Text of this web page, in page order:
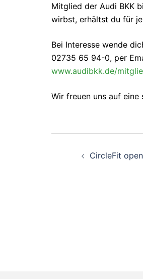
Mitglied der Audi BKK
wirbst, erhältst du für
Bei Interesse wende
02735 65 94-0, per
www.audibkk.de/
Wir freuen uns auf
CircleFit